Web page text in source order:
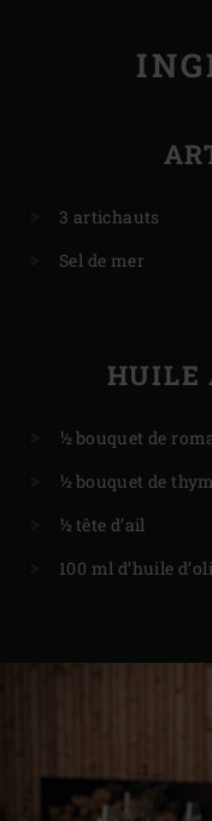
3 artichauts
Sel de mer
HUILE
½ bouquet de
½ bouquet de thym
½ tête d’ail
100 ml d’huile